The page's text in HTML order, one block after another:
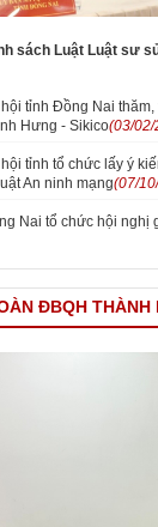
sách Luật Luật sư
tỉnh Đồng Nai thăm,
Hưng - Sikico(03/
tỉnh tổ chức lấy ý
An ninh mạng(07/
Nai tổ chức hội nghị
ĐBQH THÀNH